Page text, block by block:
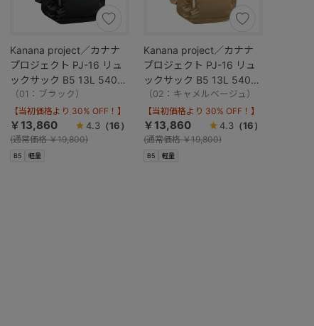
Kanana project／カナナ
プロジェクト PJ-16 リュ
ックサック B5 13L 540g
11903
（01：ブラック）
B5 軽量
【当初価格より 30% OFF！】
￥13,860
(通常価格￥19,800)
4.3 （16）
Kanana project／カナナ
プロジェクト PJ-16 リュ
ックサック B5 13L 540g
11903
（02：キャメルベージュ）
B5 軽量
【当初価格より 30% OFF！】
￥13,860
(通常価格￥19,800)
4.3 （16）